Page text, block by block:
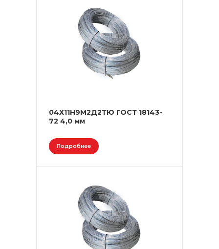
04Х11Н9М2Д2ТЮ ГОСТ 18143-
72 4,0 мм
Подробнее